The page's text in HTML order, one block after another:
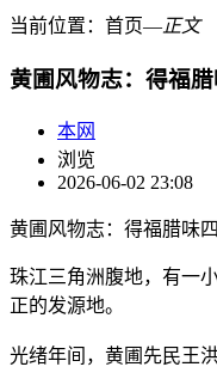
当前位置： 首页―正文
黄圃风物志：得福
本网
浏览
2026-06-02 23:08
黄圃风物志：得福腊味
珠江三角洲腹地，有一
正的发源地。
光绪年间，黄圃先民王